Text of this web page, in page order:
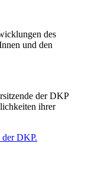
des
und den
der DKP
ihrer